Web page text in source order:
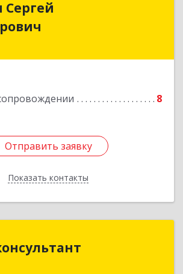
8
Отправить заявку
Показать контакты
ИП Дудин Сергей
Подробнее
Отправить заявку
Назад
Свердловская обл, Алапаевск г,